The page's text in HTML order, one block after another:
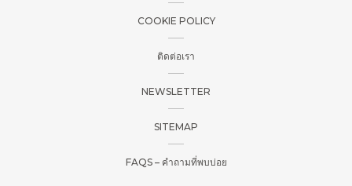
COOKIE POLICY
ติดต่อเรา
NEWSLETTER
SITEMAP
FAQS – คำถามที่พบบ่อย